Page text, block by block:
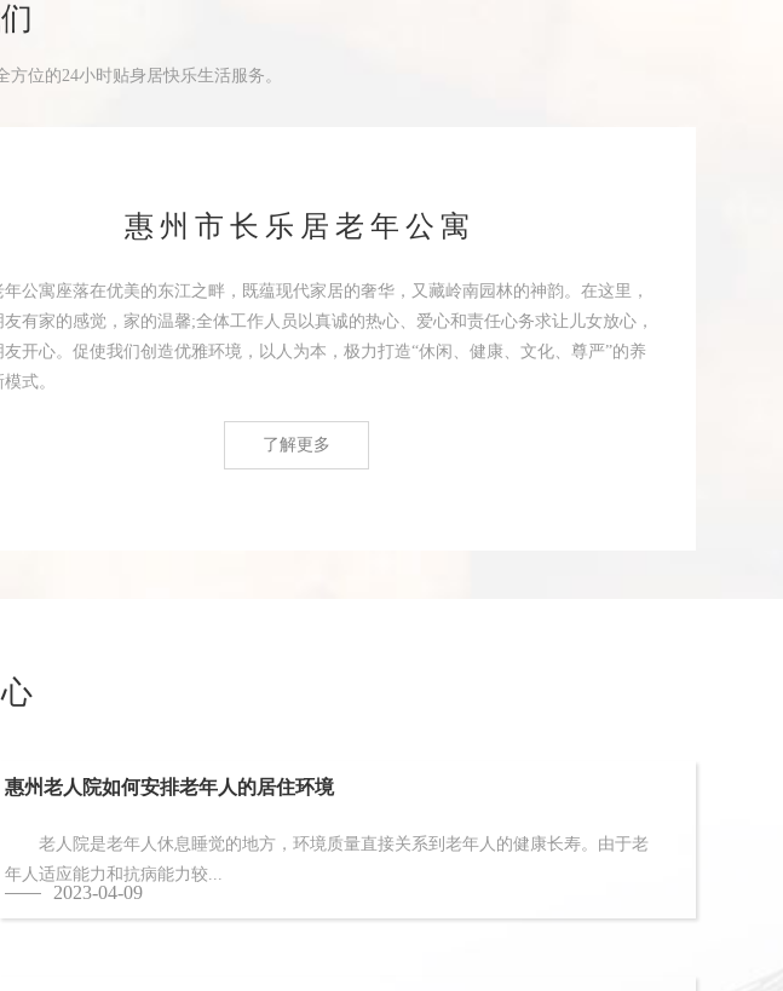
位的24小时贴身居快乐生活服务。
惠州市长乐居老年公寓
年公寓座落在优美的东江之畔，既蕴现代家居的奢华，又藏岭南园林的神韵。在这里，
友有家的感觉，家的温馨;全体工作人员以真诚的热心、爱心和责任心务求让儿女放心，
友开心。促使我们创造优雅环境，以人为本，极力打造“休闲、健康、文化、尊严”的养
式。
了解更多
惠州老人院如何安排老年人的居住环境
老人院是老年人休息睡觉的地方，环境质量直接关系到老年人的健康长寿。由于老
年人适应能力和抗病能力较...
2023-04-09